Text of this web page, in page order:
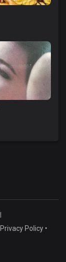
Privacy Policy•